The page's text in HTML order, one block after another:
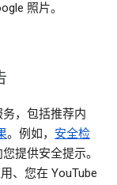
照片。
，包括推荐内
。例如， 安全检
提供安全提示。
、您在 YouTube